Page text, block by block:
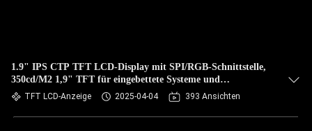
1.9" IPS CTP TFT LCD-Display mit SPI/RGB-Schnittstelle,
350cd/M2 1,9" TFT für eingebettete Systeme und
Konsumgüter
TFT LCD-Anzeige 2025-04-04 393 Ansichten